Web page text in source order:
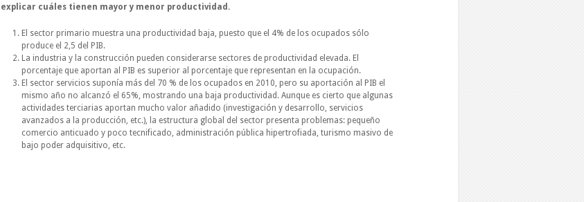
explicar cuáles tienen mayor y menor productividad.
El sector primario muestra una productividad baja, puesto que el 4% de los ocupados sólo
produce el 2,5 del PIB.
La industria y la construcción pueden considerarse sectores de productividad elevada. El
porcentaje que aportan al PIB es superior al porcentaje que representan en la ocupación.
El sector servicios suponía más del 70 % de los ocupados en 2010, pero su aportación al PIB el
mismo año no alcanzó el 65%, mostrando una baja productividad. Aunque es cierto que algunas
actividades terciarias aportan mucho valor añadido (investigación y desarrollo, servicios
avanzados a la producción, etc.), la estructura global del sector presenta problemas: pequeño
comercio anticuado y poco tecnificado, administración pública hipertrofiada, turismo masivo de
bajo poder adquisitivo, etc.